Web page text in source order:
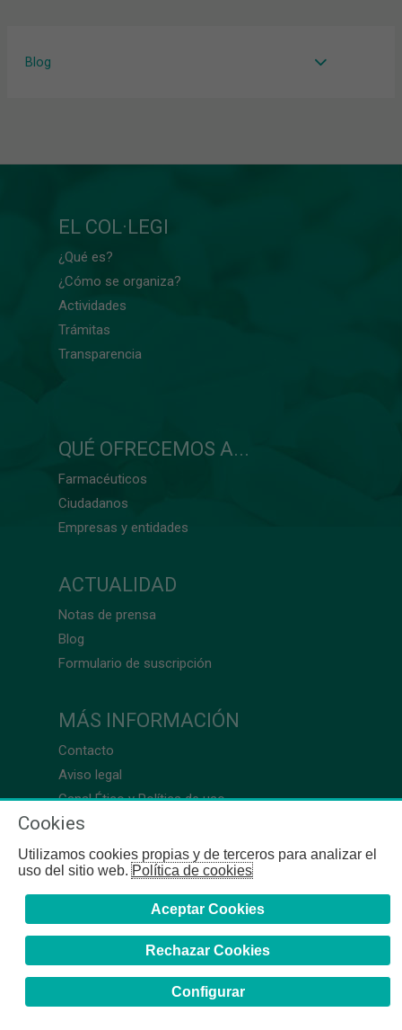
Blog
EL COL·LEGI
¿Qué es?
¿Cómo se organiza?
Actividades
Trámitas
Transparencia
QUÉ OFRECEMOS A...
Farmacéuticos
Ciudadanos
Empresas y entidades
ACTUALIDAD
Notas de prensa
Blog
Formulario de suscripción
MÁS INFORMACIÓN
Contacto
Aviso legal
Canal Ético y Política de uso
Cookies
Utilizamos cookies propias y de terceros para analizar el
uso del sitio web.Política de cookies
Aceptar Cookies
Rechazar Cookies
Configurar